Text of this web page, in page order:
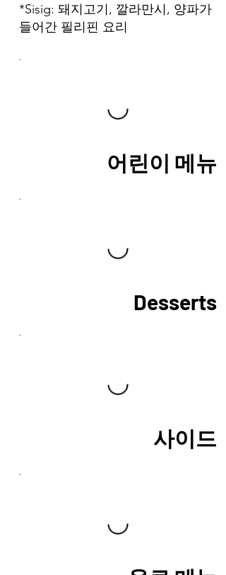
*Sisig: 돼지고기, 깔라만시, 양파가
들어간 필리핀 요리
어린이 메뉴
Desserts
사이드